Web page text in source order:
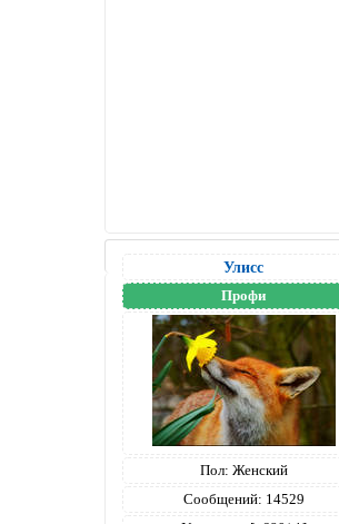
Улисс
Профи
Пол: Женский
Сообщений: 14529